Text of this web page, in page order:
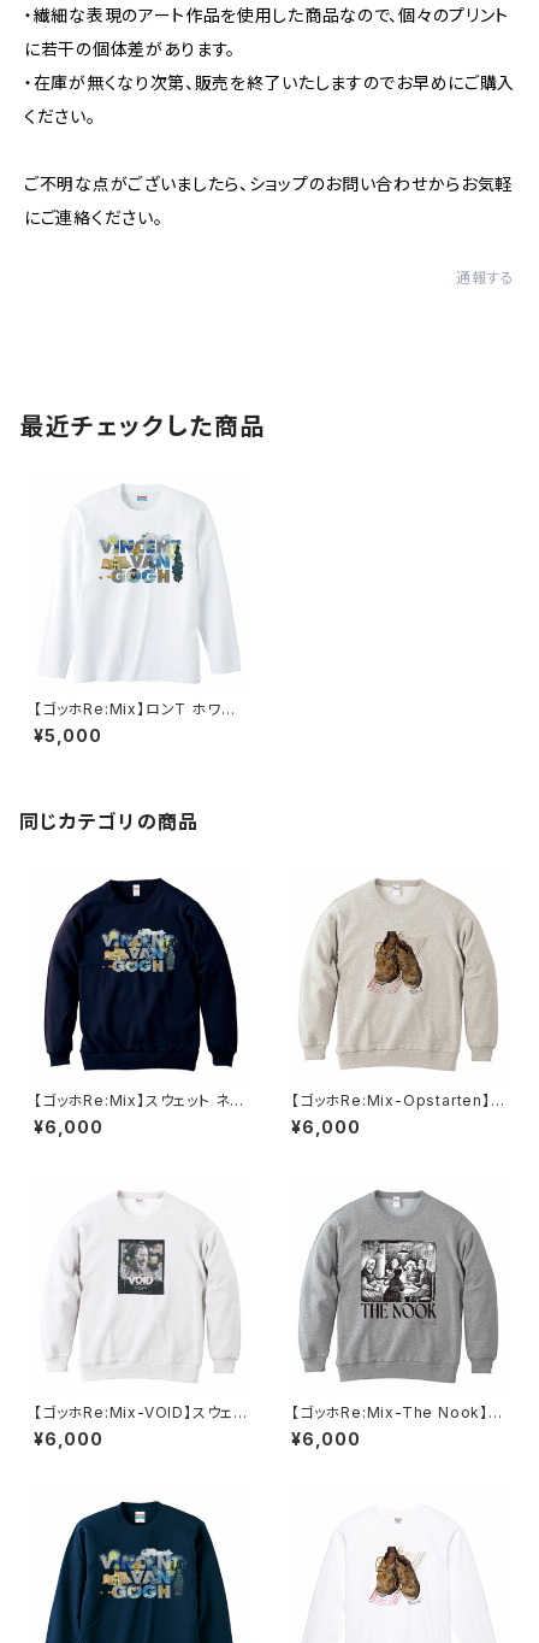
・繊細な表現のアート作品を使用した商品なので、個々のプリント
に若干の個体差があります。
・在庫が無くなり次第、販売を終了いたしますのでお早めにご購入
ください。
ご不明な点がございましたら、ショップのお問い合わせからお気軽
にご連絡ください。
通報する
最近チェックした商品
【ゴッホRe:Mix】ロンT ホワイト
ユニセックス
¥5,000
同じカテゴリの商品
【ゴッホRe:Mix】スウェット ネイ
ビー ユニセックス
¥6,000
【ゴッホRe:Mix-Opstarten】ス
ウェット オートミール ユニセック
ス
¥6,000
【ゴッホRe:Mix-VOID】スウェッ
ト ホワイト ユニセックス
¥6,000
【ゴッホRe:Mix-The Nook】ス
ウェット グレー ユニセックス
¥6,000